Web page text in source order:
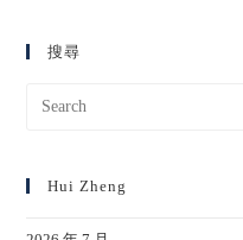
搜尋
Hui Zheng